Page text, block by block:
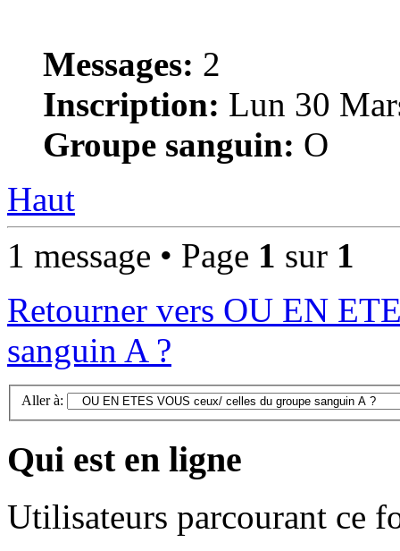
Messages: 2
Inscription: Lun 30
Groupe sanguin: O
Haut
1 message • Page 1 sur 1
Retourner vers OU EN
sanguin A ?
Aller à:
Qui est en ligne
Utilisateurs parcourant ce